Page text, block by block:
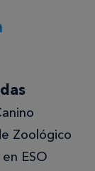
Zoológico
ESO